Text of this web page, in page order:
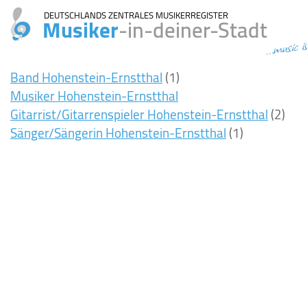
DEUTSCHLANDS ZENTRALES MUSIKERREGISTER
Musiker-in-deiner-Stadt...music
Band Hohenstein-Ernstthal(1)
Musiker Hohenstein-Ernstthal
Gitarrist/Gitarrenspieler Hohenstein-Ernstthal(2)
Sänger/Sängerin Hohenstein-Ernstthal(1)